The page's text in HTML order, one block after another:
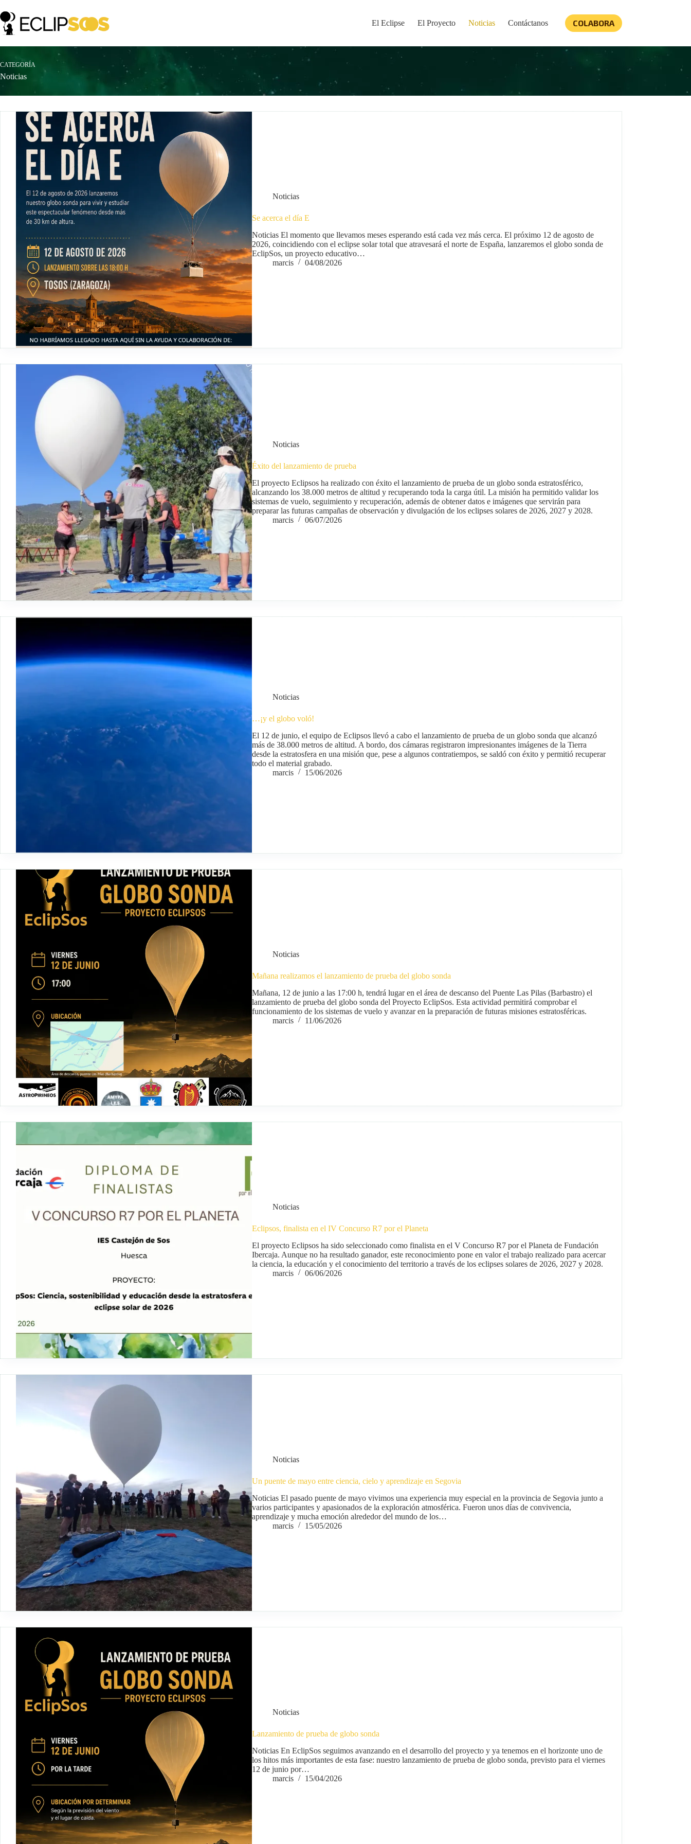
al
contenido
El Eclipse El Proyecto Noticias Contáctanos COLABORA
CATEGORÍA
Noticias
Noticias
Se acerca el día E
Noticias El momento que llevamos meses esperando está cada vez más cerca. El próximo 12 de agosto de
2026, coincidiendo con el eclipse solar total que atravesará el norte de España, lanzaremos el globo sonda de
EclipSos, un proyecto educativo…
marcis
04/08/2026
Noticias
Éxito del lanzamiento de prueba
El proyecto Eclipsos ha realizado con éxito el lanzamiento de prueba de un globo sonda estratosférico,
alcanzando los 38.000 metros de altitud y recuperando toda la carga útil. La misión ha permitido validar los
sistemas de vuelo, seguimiento y recuperación, además de obtener datos e imágenes que servirán para
preparar las futuras campañas de observación y divulgación de los eclipses solares de 2026, 2027 y 2028.
marcis
06/07/2026
Noticias
…¡y el globo voló!
El 12 de junio, el equipo de Eclipsos llevó a cabo el lanzamiento de prueba de un globo sonda que alcanzó
más de 38.000 metros de altitud. A bordo, dos cámaras registraron impresionantes imágenes de la Tierra
desde la estratosfera en una misión que, pese a algunos contratiempos, se saldó con éxito y permitió recuperar
todo el material grabado.
marcis
15/06/2026
Noticias
Mañana realizamos el lanzamiento de prueba del globo sonda
Mañana, 12 de junio a las 17:00 h, tendrá lugar en el área de descanso del Puente Las Pilas (Barbastro) el
lanzamiento de prueba del globo sonda del Proyecto EclipSos. Esta actividad permitirá comprobar el
funcionamiento de los sistemas de vuelo y avanzar en la preparación de futuras misiones estratosféricas.
marcis
11/06/2026
Noticias
Eclipsos, finalista en el IV Concurso R7 por el Planeta
El proyecto Eclipsos ha sido seleccionado como finalista en el V Concurso R7 por el Planeta de Fundación
Ibercaja. Aunque no ha resultado ganador, este reconocimiento pone en valor el trabajo realizado para acercar
la ciencia, la educación y el conocimiento del territorio a través de los eclipses solares de 2026, 2027 y 2028.
marcis
06/06/2026
Noticias
Un puente de mayo entre ciencia, cielo y aprendizaje en Segovia
Noticias El pasado puente de mayo vivimos una experiencia muy especial en la provincia de Segovia junto a
varios participantes y apasionados de la exploración atmosférica. Fueron unos días de convivencia,
aprendizaje y mucha emoción alrededor del mundo de los…
marcis
15/05/2026
Noticias
Lanzamiento de prueba de globo sonda
Noticias En EclipSos seguimos avanzando en el desarrollo del proyecto y ya tenemos en el horizonte uno de
los hitos más importantes de esta fase: nuestro lanzamiento de prueba de globo sonda, previsto para el viernes
12 de junio por…
marcis
15/04/2026